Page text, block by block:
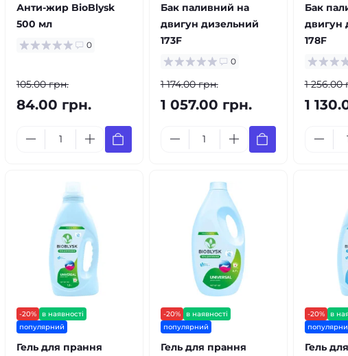
Анти-жир BioBlysk
500 мл
0
105.00 грн.
84.00 грн.
Бак паливний на
двигун дизельний
173F
0
1 174.00 грн.
1 057.00 грн.
Бак
двигун
178F
1 256.00
1
-20%
в наявності
популярний
Гель для прання
-20%
в наявності
популярний
Гель для прання
-20%
в
Гель